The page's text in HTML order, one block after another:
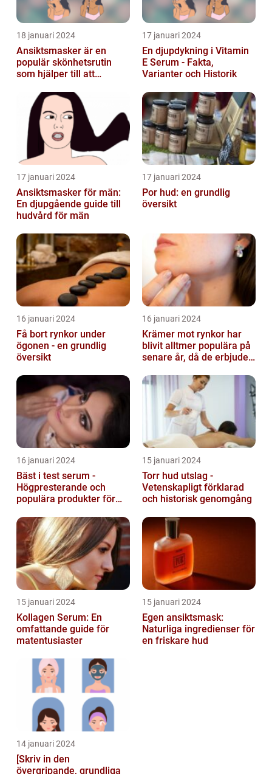
18 januari 2024
Ansiktsmasker är en
populär skönhetsrutin
som hjälper till att
huden
17 januari 2024
En djupdykning i Vitamin
E Serum - Fakta,
Varianter och Historik
17 januari 2024
Ansiktsmasker för män:
En djupgående guide till
hudvård för män
17 januari 2024
Por hud: en grundlig
översikt
16 januari 2024
Få bort rynkor under
ögonen - en grundlig
översikt
16 januari 2024
Krämer mot rynkor har
blivit alltmer populära på
senare år, då de erbjuder
lösni...
16 januari 2024
Bäst i test serum -
Högpresterande och
populära produkter för
15 januari 2024
Torr hud utslag -
Vetenskapligt förklarad
och historisk genomgång
15 januari 2024
Kollagen Serum: En
omfattande guide för
matentusiaster
15 januari 2024
Egen ansiktsmask:
Naturliga ingredienser för
en friskare hud
14 januari 2024
[Skriv in den
övergripande, grundliga